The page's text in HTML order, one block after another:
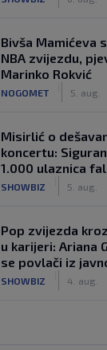
Bivša Mamićeva
NBA zvijezdu,
Marinko Rokvić
NOGOMET 5. aug.
Misirlić o
koncertu:
1.000 ulaznica
SHOWBIZ 5. aug.
Pop zvijezda
u karijeri: Ariana
se povlači iz
SHOWBIZ 4. aug.